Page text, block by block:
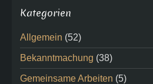
Kategorien
Allgemein (52)
Bekanntmachung (38)
Gemeinsame Arbeiten (5)